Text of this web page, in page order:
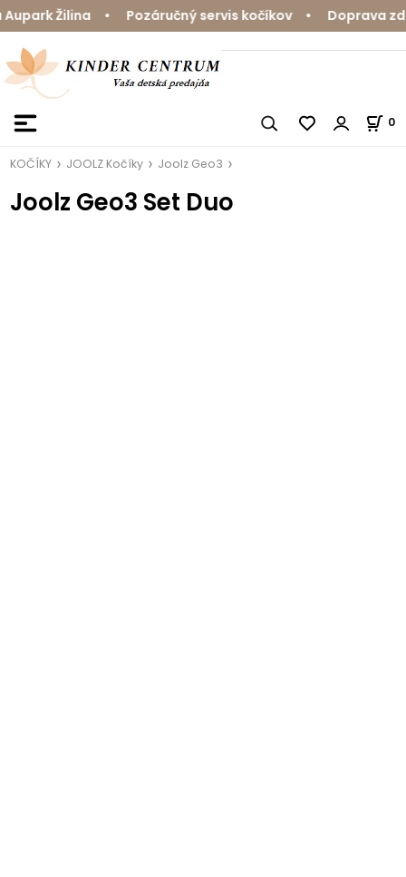
Žilina • Pozáručný servis kočíkov • Doprava
0
KOČÍKY JOOLZ Kočíky Joolz Geo3
Joolz Geo3 Set Duo